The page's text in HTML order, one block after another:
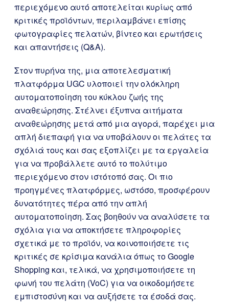
περιεχόμενο αυτό αποτελείται κυρίως από
κριτικές προϊόντων, περιλαμβάνει επίσης
φωτογραφίες πελατών, βίντεο και ερωτήσεις
και απαντήσεις (Q&A).
Στον πυρήνα της, μια αποτελεσματική
πλατφόρμα UGC υλοποιεί την ολόκληρη
αυτοματοποίηση του κύκλου ζωής της
αναθεώρησης. Στέλνει έξυπνα αιτήματα
αναθεώρησης μετά από μια αγορά, παρέχει μια
απλή διεπαφή για να υποβάλουν οι πελάτες τα
σχόλιά τους και σας εξοπλίζει με τα εργαλεία
για να προβάλλετε αυτό το πολύτιμο
περιεχόμενο στον ιστότοπό σας. Οι πιο
προηγμένες πλατφόρμες, ωστόσο, προσφέρουν
δυνατότητες πέρα από την απλή
αυτοματοποίηση. Σας βοηθούν να αναλύσετε τα
σχόλια για να αποκτήσετε πληροφορίες
σχετικά με το προϊόν, να κοινοποιήσετε τις
κριτικές σε κρίσιμα κανάλια όπως το Google
Shopping και, τελικά, να χρησιμοποιήσετε τη
φωνή του πελάτη (VoC) για να οικοδομήσετε
εμπιστοσύνη και να αυξήσετε τα έσοδά σας.